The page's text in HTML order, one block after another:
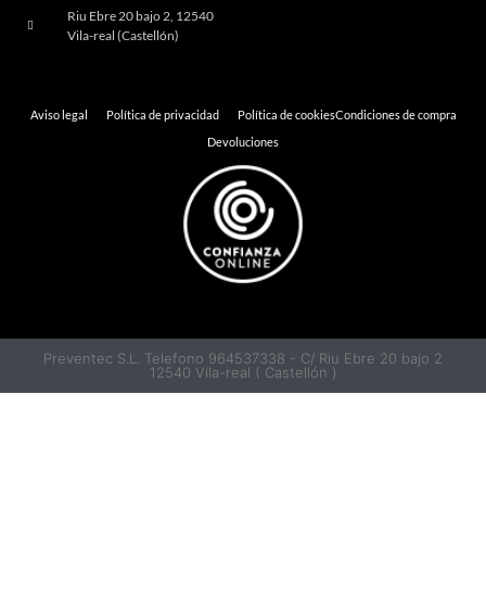
Riu Ebre 20 bajo 2, 12540
Vila-real (Castellón)
Aviso legal Política de privacidad Política de cookiesCondiciones de compra
Devoluciones
Preventec S.L. Telefono 964537338 - C/ Riu Ebre 20 bajo 2
12540 Vila-real ( Castellón )